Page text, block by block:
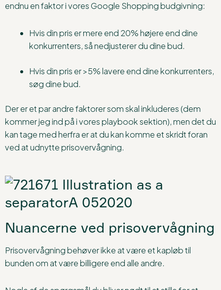
endnu en faktor i vores Google Shopping budgivning:
Hvis din pris er mere end 20% højere end dine
konkurrenters, så nedjusterer du dine bud.
Hvis din pris er >5% lavere end dine konkurrenters,
søg dine bud.
Der er et par andre faktorer som skal inkluderes (dem
kommer jeg ind på i vores playbook sektion), men det du
kan tage med herfra er at du kan komme et skridt foran
ved at udnytte prisovervågning.
Nuancerne ved prisovervågning
Prisovervågning behøver ikke at være et kapløb til
bunden om at være billigere end alle andre.